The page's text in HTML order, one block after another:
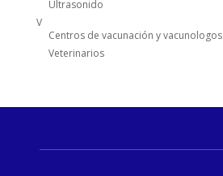
Ultrasonido
V
Centros de vacunación y vacunologos
Veterinarios